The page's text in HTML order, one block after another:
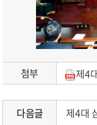
첨부 제4
다음글
제4대